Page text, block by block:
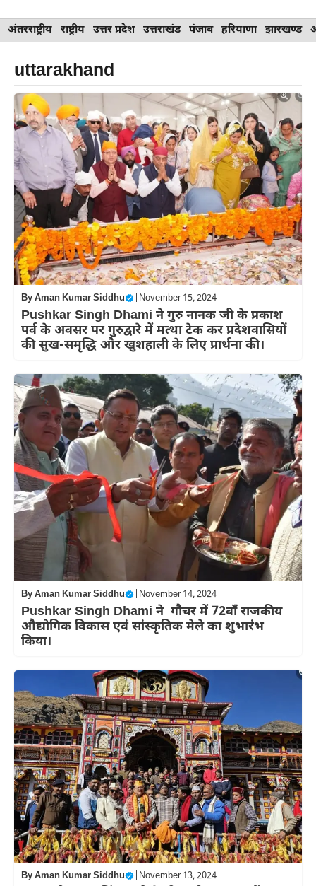
Skip
to
content
अंतरराष्ट्रीय राष्ट्रीय उत्तर प्रदेश उत्तराखंड पंजाब हरियाणा झारखण्ड
uttarakhand
ByAman Kumar Siddhu November 15, 2024
Pushkar Singh Dhami ने गुरु नानक जी के प्रकाश
पर्व के अवसर पर गुरुद्वारे में मत्था टेक कर प्रदेशवासियों
की सुख-समृद्धि और खुशहाली के लिए प्रार्थना की।
ByAman Kumar Siddhu November 14, 2024
Pushkar Singh Dhami ने गौचर में 72वॉं राजकीय
औद्योगिक विकास एवं सांस्कृतिक मेले का शुभारंभ
किया।
ByAman Kumar Siddhu November 13, 2024